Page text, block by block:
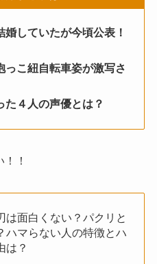
していたが今頃公表！
っこ紐自転車姿が激写さ
た４人の声優とは？
！
は面白くない？パクリと
ハマらない人の特徴とハ
は？